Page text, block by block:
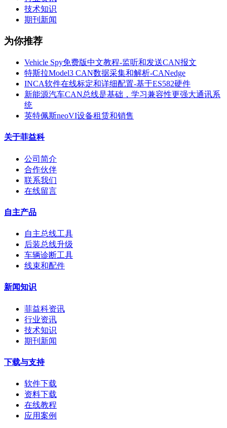
技术知识
期刊新闻
为你推荐
Vehicle Spy免费版中文教程-监听和发送CAN报文
特斯拉Model3 CAN数据采集和解析-CANedge
INCA软件在线标定和详细配置-基于ES582硬件
新能源汽车CAN总线是基础，学习兼容性更强大通讯系
统
英特佩斯neoVI设备租赁和销售
关于菲益科
公司简介
合作伙伴
联系我们
在线留言
自主产品
自主总线工具
后装总线升级
车辆诊断工具
线束和配件
新闻知识
菲益科资讯
行业资讯
技术知识
期刊新闻
下载与支持
软件下载
资料下载
在线教程
应用案例